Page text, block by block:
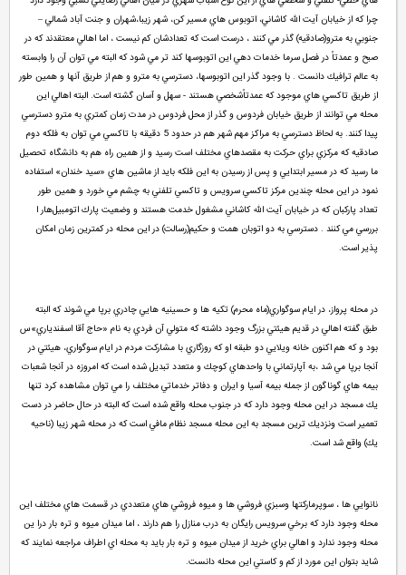
چرا كه از خيابان آيت الله كاشاني، اتوبوس هاي مسير كن، شهر زيبا،‌شهران و جنت آباد شمالي –
جنوبي به مترو(صادقيه) گذر مي كنند ، درست است كه تعدادشان كم نيست ، اما اهالي معتقدند كه در
صبح و عمدتاً در فصل سرما خدمات دهي اين اتوبوسها كند تر مي شود كه البته مي توان آن را وابسته
به عالم ترافيك دانست . با وجود گذر اين اتوبوسها، دسترسي به مترو و هم از طريق آنها و همين طور
از طريق تاكسي هاي موجود كه عمدتاً‌شخصي هستند - سهل و آسان گشته است. البته اهالي اين
محله مي توانند از طريق خيابان فردوس و گذر از محل فردوس در مدت زمان كمتري به مترو دسترسي
پيدا كنند. به لحاظ دسترسي به مراكز مهم شهر هم در حدود 5 دقيقه با تاكسي مي توان به فلكه دوم
صادقيه كه مركزي براي حركت به مقصدهاي مختلف است رسيد و از همين راه هم به دانشگاه تحصيل
ما رسيد كه در مسير ابتدايي و پس از رسيدن به اين فلكه بايد از ماشين هاي «سيد خندان» استفاده
نمود در اين محله چندين مركز تاكسي سرويس و تاكسي تلفني به چشم مي خورد و همين طور
تعداد پاركبان كه در خيابان آيت الله كاشاني مشغول خدمت هستند و وضعيت پارك اتومبيل‌هار ا
بررسي مي كنند . دسترسي به دو اتوبان همت و حكيم(رسالت) در اين محله در كمترين زمان امكان
پذير است.
در محله پرواز‌، در ايام سوگواري(ماه محرم) تكيه ها و حسينيه هايي چادري برپا مي شوند كه البته
طبق گفته اهالي در قديم هيئتي بزرگ وجود داشته كه متولي آن فردي به نام «حاج آقا اسفندياري»س
بود و كه هم اكنون خانه ويلايي دو طبقه او كه روزگاري با مشاركت مردم در ايام سوگواري، هيئتي در
آنجا برپا مي شد ،‌به آپارتماني با واحدهاي كوچك و متعدد تبديل شده است كه امروزه در آنجا شعبات
بيمه هاي گوناگون از جمله بيمه آسيا و ايران و دفاتر خدماتي مختلف را مي توان مشاهده كرد تنها
يك مسجد در اين محله وجود دارد كه در جنوب محله واقع شده است كه البته در حال حاضر در دست
تعمير است ونزديك ترين مسجد به اين محله مسجد نظام مافي است كه در محله شهر زيبا (ناحيه
يك) واقع شد است.
نانوايي ها ، سوپرماركتها وسبزي فروشي ها و ميوه فروشي هاي متعددي در قسمت هاي مختلف اين
محله وجود دارد كه برخي سرويس رايگان به درب منازل را هم دارند ، اما ميدان ميوه و تره بار درا ين
محله وجود ندارد و اهالي براي خريد از ميدان ميوه و تره بار بايد به محله اي اطراف مراجعه نمايند كه
شايد بتوان اين مورد از كم و كاستي اين محله دانست.